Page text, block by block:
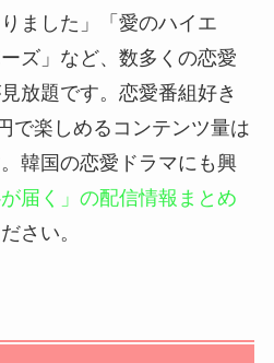
ました」「愛のハイエ
ズ」など、数多くの恋愛
放題です。恋愛番組好き
で楽しめるコンテンツ量は
韓国の恋愛ドラマにも興
が届く」の配信情報まとめ
さい。